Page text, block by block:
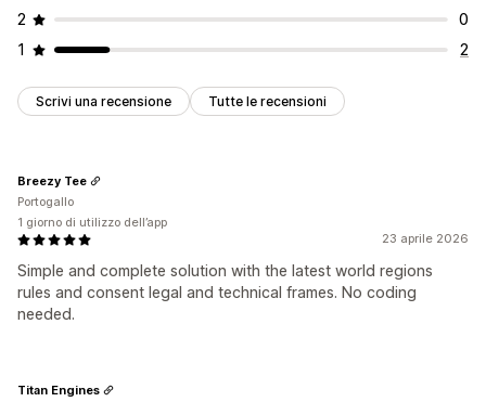
Normativa
APPI
2
0
1
2
Scrivi una recensione Tutte le recensioni
23 aprile 2026
Simple and complete solution with the latest world regions
rules and consent legal and technical frames. No coding
needed.
Breezy Tee
Portogallo
1 giorno di utilizzo dell’app
Titan Engines